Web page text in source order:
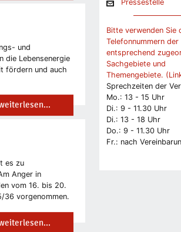
und
die Lebensenergie
fördern und auch
es zu
Anger in
vom 16. bis 20.
36 vorgenommen.
Pressestelle
Bitte verwenden Sie
Telefonnummern der
entsprechend
Sachgebiete und
Themengebiete.
Sprechzeiten der
Mo.: 13 - 15 Uhr
Di.: 9 - 11.30 Uhr
Di.: 13 - 18 Uhr
Do.: 9 - 11.30 Uhr
Fr.: nach